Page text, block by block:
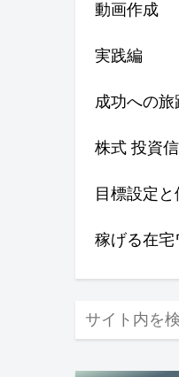
動画作成
実践編
成功への
株式 投資
目標設定
稼げる在宅